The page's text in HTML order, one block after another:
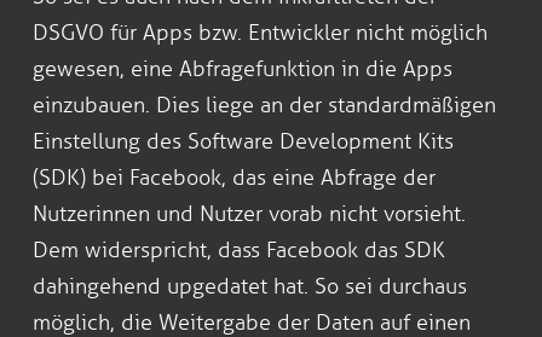
DSGVO für Apps bzw. Entwickler nicht möglich
gewesen, eine Abfragefunktion in die Apps
einzubauen. Dies liege an der standardmäßigen
Einstellung des Software Development Kits
(SDK) bei Facebook, das eine Abfrage der
Nutzerinnen und Nutzer vorab nicht vorsieht.
Dem widerspricht, dass Facebook das SDK
dahingehend upgedatet hat. So sei durchaus
möglich, die Weitergabe der Daten auf einen